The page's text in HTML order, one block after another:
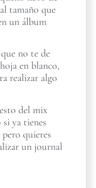
tamaño que
un álbum
no te de
en blanco,
realizar algo
del mix
si ya tienes
quieres
un journal